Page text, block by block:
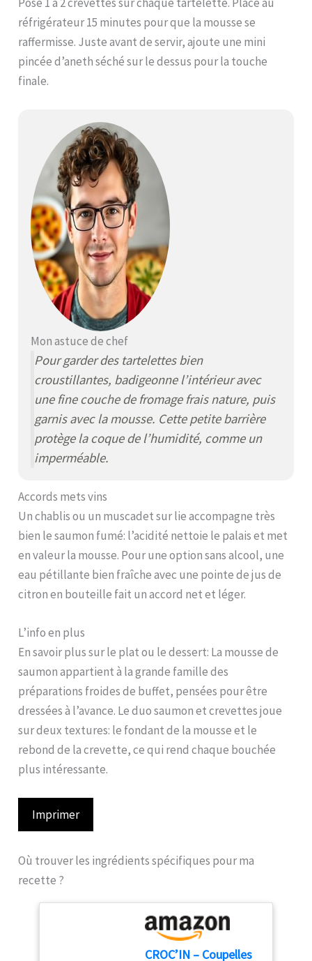
réfrigérateur 15 minutes pour que la mousse se
raffermisse. Juste avant de servir, ajoute une mini
pincée d’aneth séché sur le dessus pour la touche
finale.
Mon astuce de chef
Pour garder des tartelettes bien
croustillantes, badigeonne l’intérieur avec
une fine couche de fromage frais nature, puis
garnis avec la mousse. Cette petite barrière
protège la coque de l’humidité, comme un
imperméable.
Accords mets vins
Un chablis ou un muscadet sur lie accompagne très
bien le saumon fumé: l’acidité nettoie le palais et met
en valeur la mousse. Pour une option sans alcool, une
eau pétillante bien fraîche avec une pointe de jus de
citron en bouteille fait un accord net et léger.
L’info en plus
En savoir plus sur le plat ou le dessert: La mousse de
saumon appartient à la grande famille des
préparations froides de buffet, pensées pour être
dressées à l’avance. Le duo saumon et crevettes joue
sur deux textures: le fondant de la mousse et le
rebond de la crevette, ce qui rend chaque bouchée
plus intéressante.
Imprimer
Où trouver les ingrédients spécifiques pour ma
recette ?
CROC’IN – Coupelles